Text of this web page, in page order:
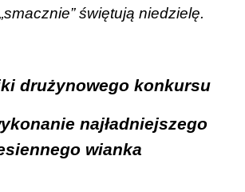
świętują niedzielę.
drużynowego konkursu
najładniejszego
wianka